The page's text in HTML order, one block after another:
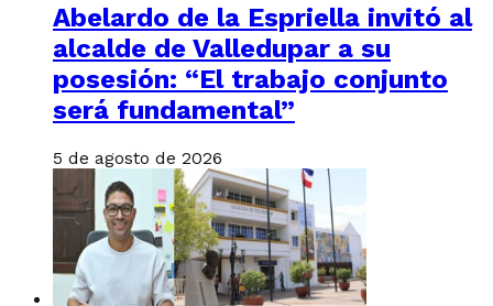
Abelardo de la Espriella invitó al
alcalde de Valledupar a su
posesión: “El trabajo conjunto
será fundamental”
5 de agosto de 2026